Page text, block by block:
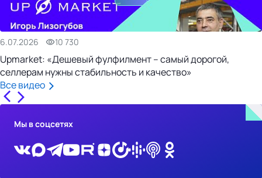
6.07.2026 10 730
Upmarket: «Дешевый фулфилмент – самый дорогой,
селлерам нужны стабильность и качество»
Все видео
Мы в соцсетях